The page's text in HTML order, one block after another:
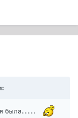
была.........